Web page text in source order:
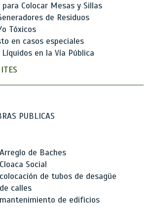
Colocar Mesas y Sillas
de Residuos
Tóxicos
en casos especiales
en la Vía Pública
PUBLICAS
de Baches
Social
de tubos de desagüe
calles
de edificios